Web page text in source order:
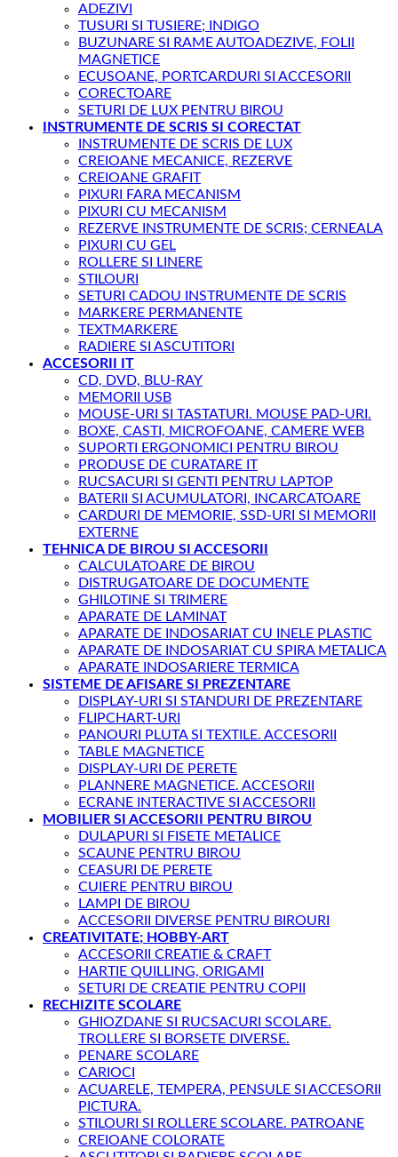
ADEZIVI
TUSURI SI TUSIERE; INDIGO
BUZUNARE SI RAME AUTOADEZIVE, FOLII
MAGNETICE
ECUSOANE, PORTCARDURI SI ACCESORII
CORECTOARE
SETURI DE LUX PENTRU BIROU
INSTRUMENTE DE SCRIS SI CORECTAT
INSTRUMENTE DE SCRIS DE LUX
CREIOANE MECANICE, REZERVE
CREIOANE GRAFIT
PIXURI FARA MECANISM
PIXURI CU MECANISM
REZERVE INSTRUMENTE DE SCRIS; CERNEALA
PIXURI CU GEL
ROLLERE SI LINERE
STILOURI
SETURI CADOU INSTRUMENTE DE SCRIS
MARKERE PERMANENTE
TEXTMARKERE
RADIERE SI ASCUTITORI
ACCESORII IT
CD, DVD, BLU-RAY
MEMORII USB
MOUSE-URI SI TASTATURI. MOUSE PAD-URI.
BOXE, CASTI, MICROFOANE, CAMERE WEB
SUPORTI ERGONOMICI PENTRU BIROU
PRODUSE DE CURATARE IT
RUCSACURI SI GENTI PENTRU LAPTOP
BATERII SI ACUMULATORI, INCARCATOARE
CARDURI DE MEMORIE, SSD-URI SI MEMORII
EXTERNE
TEHNICA DE BIROU SI ACCESORII
CALCULATOARE DE BIROU
DISTRUGATOARE DE DOCUMENTE
GHILOTINE SI TRIMERE
APARATE DE LAMINAT
APARATE DE INDOSARIAT CU INELE PLASTIC
APARATE DE INDOSARIAT CU SPIRA METALICA
APARATE INDOSARIERE TERMICA
SISTEME DE AFISARE SI PREZENTARE
DISPLAY-URI SI STANDURI DE PREZENTARE
FLIPCHART-URI
PANOURI PLUTA SI TEXTILE. ACCESORII
TABLE MAGNETICE
DISPLAY-URI DE PERETE
PLANNERE MAGNETICE. ACCESORII
ECRANE INTERACTIVE SI ACCESORII
MOBILIER SI ACCESORII PENTRU BIROU
DULAPURI SI FISETE METALICE
SCAUNE PENTRU BIROU
CEASURI DE PERETE
CUIERE PENTRU BIROU
LAMPI DE BIROU
ACCESORII DIVERSE PENTRU BIROURI
CREATIVITATE; HOBBY-ART
ACCESORII CREATIE & CRAFT
HARTIE QUILLING, ORIGAMI
SETURI DE CREATIE PENTRU COPII
RECHIZITE SCOLARE
GHIOZDANE SI RUCSACURI SCOLARE.
TROLLERE SI BORSETE DIVERSE.
PENARE SCOLARE
CARIOCI
ACUARELE, TEMPERA, PENSULE SI ACCESORII
PICTURA.
STILOURI SI ROLLERE SCOLARE. PATROANE
CREIOANE COLORATE